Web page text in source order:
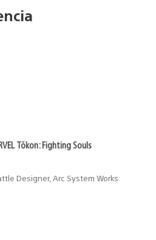
Tōkon: Fighting Souls
Designer, Arc System Works